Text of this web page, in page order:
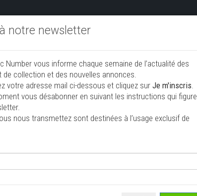
notre newsletter
Number vous informe chaque semaine de l’actualité des
de collection et des nouvelles annonces.
votre adresse mail ci-dessous et cliquez sur Je m'inscris.
vous désabonner en suivant les instructions qui
nous transmettez sont destinées à l’usage exclusif de